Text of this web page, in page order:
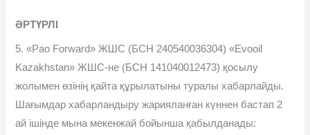
ӘРТҮРЛІ
5. «Pao Forward» ЖШС (БСН 240540036304) «Evooil
Kazakhstan» ЖШС-не (БСН 141040012473) қосылу
жолымен өзінің қайта құрылатыны туралы хабарлайды.
Шағымдар хабарландыру жарияланған күннен бастап 2
ай ішінде мына мекенжай бойынша қабылданады: